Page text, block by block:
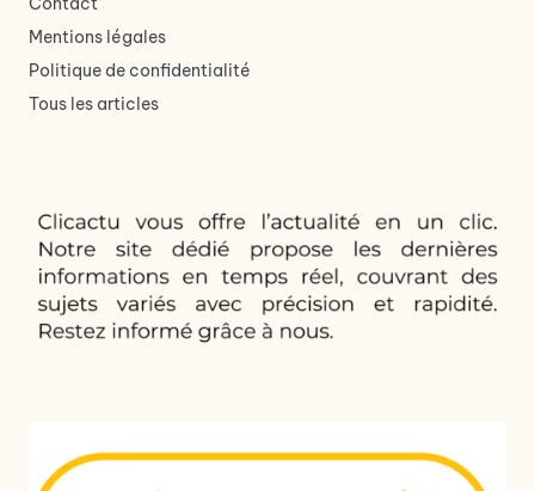
Mentions légales
Politique de confidentialité
Tous les articles